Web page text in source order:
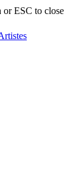
or ESC to close